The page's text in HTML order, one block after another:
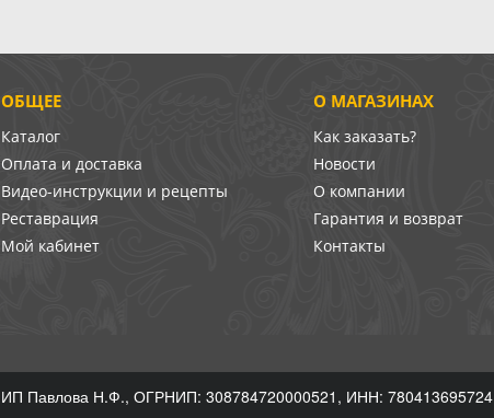
О МАГАЗИНАХ
Как заказать?
Новости
О компании
Гарантия и возврат
Контакты
ОБЩЕЕ
Каталог
Оплата и доставка
Видео-инструкции и рецепты
Реставрация
Мой кабинет
ИП Павлова Н.Ф., ОГРНИП: 308784720000521, ИНН: 780413695724